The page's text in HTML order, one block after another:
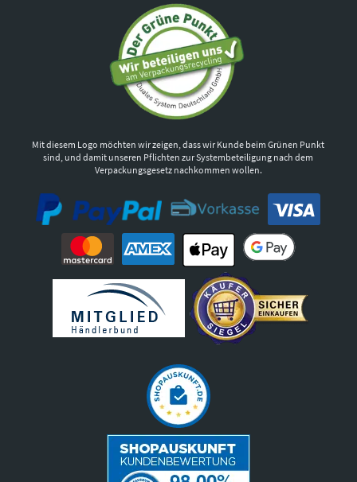
Mit diesem Logo möchten wir zeigen, dass wir Kunde beim Grünen Punkt
sind, und damit unseren Pflichten zur Systembeteiligung nach dem
Verpackungsgesetz nachkommen wollen.